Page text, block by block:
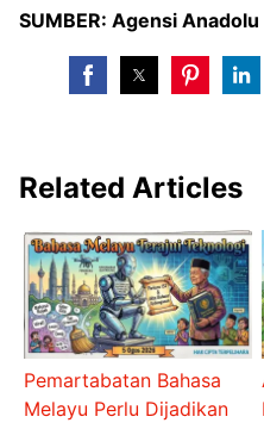
SUMBER: Agensi
Related Articles
Pemartabatan Bahasa
Melayu Perlu Dijadikan